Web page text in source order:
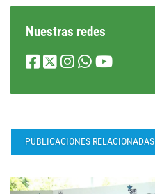
Nuestras redes
PUBLICACIONES RELACIONADAS